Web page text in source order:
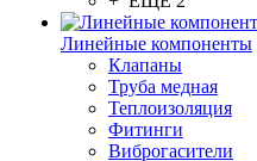
Линейные компоненты
Клапаны
Труба медная
Теплоизоляция
Фитинги
Виброгасители